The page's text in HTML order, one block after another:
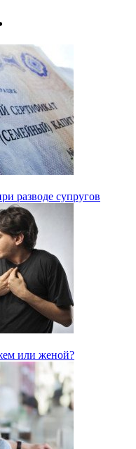
разводе супругов
или женой?